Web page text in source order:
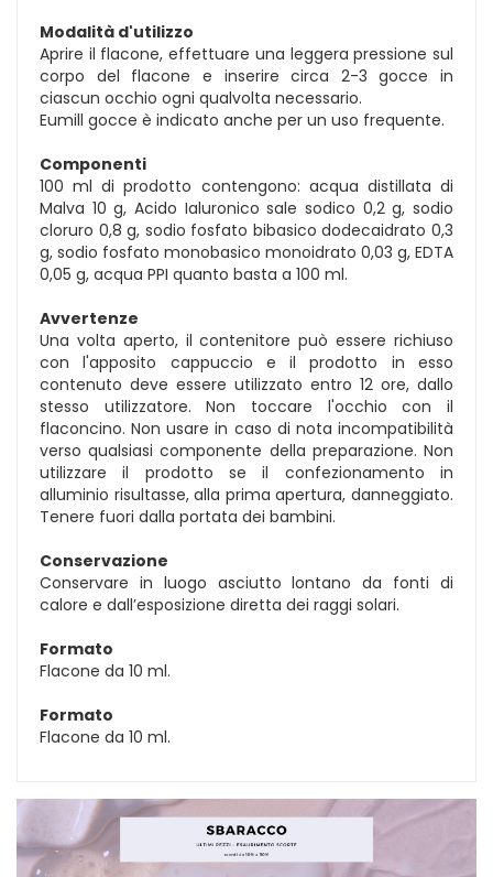
Modalità d'utilizzo
Aprire il flacone, effettuare una leggera pressione sul
corpo del flacone e inserire circa 2-3 gocce in
ciascun occhio ogni qualvolta necessario.
Eumill gocce è indicato anche per un uso frequente.
Componenti
100 ml di prodotto contengono: acqua distillata di
Malva 10 g, Acido Ialuronico sale sodico 0,2 g, sodio
cloruro 0,8 g, sodio fosfato bibasico dodecaidrato 0,3
g, sodio fosfato monobasico monoidrato 0,03 g, EDTA
0,05 g, acqua PPI quanto basta a 100 ml.
Avvertenze
Una volta aperto, il contenitore può essere richiuso
con l'apposito cappuccio e il prodotto in esso
contenuto deve essere utilizzato entro 12 ore, dallo
stesso utilizzatore. Non toccare l'occhio con il
flaconcino. Non usare in caso di nota incompatibilità
verso qualsiasi componente della preparazione. Non
utilizzare il prodotto se il confezionamento in
alluminio risultasse, alla prima apertura, danneggiato.
Tenere fuori dalla portata dei bambini.
Conservazione
Conservare in luogo asciutto lontano da fonti di
calore e dall’esposizione diretta dei raggi solari.
Formato
Flacone da 10 ml.
Formato
Flacone da 10 ml.